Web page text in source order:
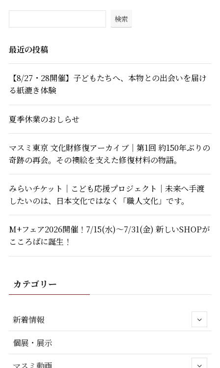
検索
最近の投稿
【8/27・28開催】子どもたちへ、本物との出会いを届け
る紙漉き体験
夏季休業のおしらせ
マスミ東京 文化財修復アーカイブ｜第1回 約150年ぶりの
奇跡の再会。その襖絵を支えた修復材料の物語。
みらいチケット｜こども応援プロジェクト｜未来へ手渡
したいのは、日本文化ではなく「職人文化」です。
M+フェア2026開催！7/15(水)～7/31(金) 新しいSHOPが
こころばに誕生！
カテゴリー
新着情報
個展・展示
マスミ動画